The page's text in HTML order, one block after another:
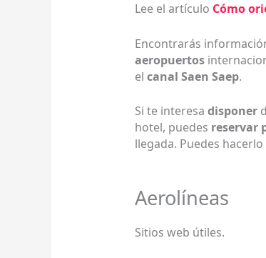
Lee el artículo Cómo
Encontrarás
aeropuertos
el canal Saen Saep.
Si te interesa disponer
hotel, puedes reservar
llegada. Puedes
Aerolíneas
Sitios web útiles.